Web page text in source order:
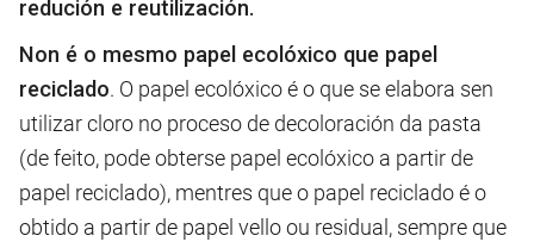
redución e reutilización.
Non é o mesmo papel ecolóxico que papel
reciclado. O papel ecolóxico é o que se elabora sen
utilizar cloro no proceso de decoloración da pasta
(de feito, pode obterse papel ecolóxico a partir de
papel reciclado), mentres que o papel reciclado é o
obtido a partir de papel vello ou residual, sempre que